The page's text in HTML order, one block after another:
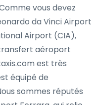
vous devez
da Vinci Airport
Airport (CIA),
aéroport
est très
équipé de
sommes réputés